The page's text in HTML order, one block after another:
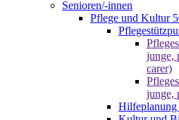
Senioren/-innen
Pflege und Kultur
junge,
carer)
junge,
Hilfeplanung